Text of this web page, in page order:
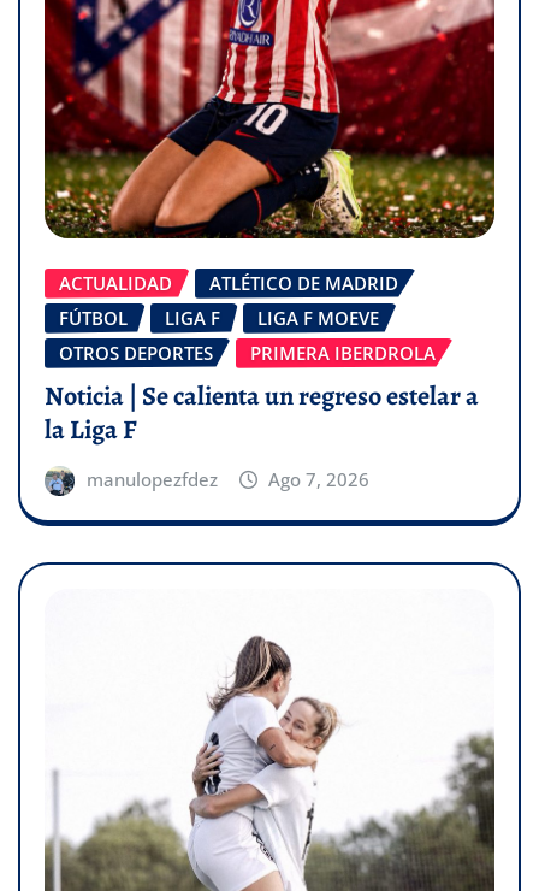
ACTUALIDAD
ATLÉTICO DE MADRID
FÚTBOL
LIGA F
LIGA F MOEVE
OTROS DEPORTES
PRIMERA IBERDROLA
Noticia | Se calienta un regreso estelar a
la Liga F
manulopezfdez Ago 7, 2026